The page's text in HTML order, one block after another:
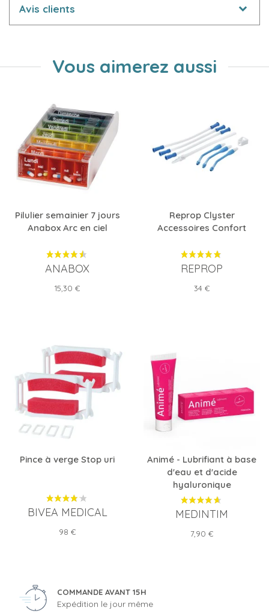
Avis clients
Vous aimerez aussi
Pilulier semainier 7 jours
Anabox Arc en ciel
ANABOX
Prix
15,30 €
Reprop Clyster
Accessoires Confort
REPROP
Prix
34 €
Pince à verge Stop uri
BIVEA MEDICAL
Prix
98 €
Animé - Lubrifiant à base
d'eau et d'acide
hyaluronique
MEDINTIM
Prix
7,90 €
COMMANDE AVANT 15H
Expédition le jour même